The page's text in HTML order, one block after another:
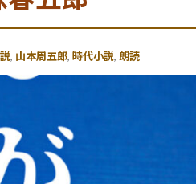
, 山本周五郎, 時代小説, 朗読